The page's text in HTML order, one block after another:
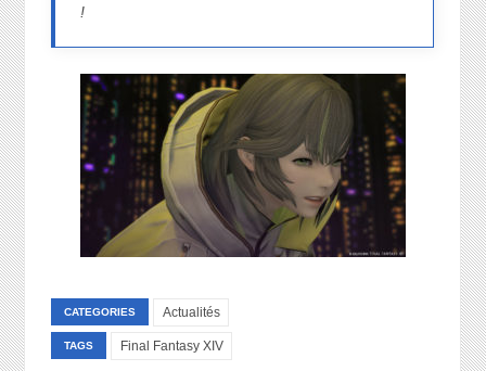
!
CATEGORIES Actualités
TAGS Final Fantasy XIV